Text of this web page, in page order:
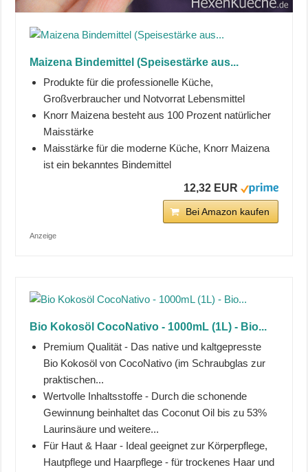
Maizena Bindemittel (Speisestärke aus...
Produkte für die professionelle Küche,
Großverbraucher und Notvorrat Lebensmittel
Knorr Maizena besteht aus 100 Prozent natürlicher
Maisstärke
Maisstärke für die moderne Küche, Knorr Maizena
ist ein bekanntes Bindemittel
12,32 EUR
Bei Amazon kaufen
Anzeige
Bio Kokosöl CocoNativo - 1000mL (1L) - Bio...
Premium Qualität - Das native und kaltgepresste
Bio Kokosöl von CocoNativo (im Schraubglas zur
praktischen...
Wertvolle Inhaltsstoffe - Durch die schonende
Gewinnung beinhaltet das Coconut Oil bis zu 53%
Laurinsäure und weitere...
Für Haut & Haar - Ideal geeignet zur Körperpflege,
Hautpflege und Haarpflege - für trockenes Haar und